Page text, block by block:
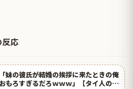
反応
妹の彼氏が結婚の挨拶に来たときの俺
もろすぎるだろｗｗｗ」【タイ人の反